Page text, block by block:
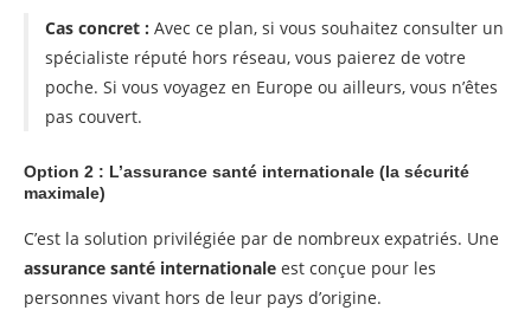
Cas concret : Avec ce plan, si vous souhaitez consulter un
spécialiste réputé hors réseau, vous paierez de votre
poche. Si vous voyagez en Europe ou ailleurs, vous n’êtes
pas couvert.
Option 2 : L’assurance santé internationale (la sécurité
maximale)
C’est la solution privilégiée par de nombreux expatriés. Une
assurance santé internationale est conçue pour les
personnes vivant hors de leur pays d’origine.